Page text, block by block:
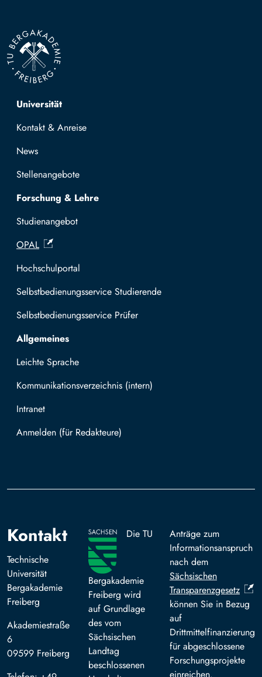
Top navigation
Universität
Kontakt & Anreise
News
Stellenangebote
Forschung & Lehre
Studienangebot
OPAL
Hochschulportal
Selbstbedienungsservice Studierende
Selbstbedienungsservice Prüfer
Allgemeines
Leichte Sprache
Kommunikationsverzeichnis (intern)
Intranet
Mit TUBAF Login anmelden
Kontakt
Technische
Universität
Bergakademie
Freiberg
Akademiestraße
6
09599 Freiberg
Die TU
Bergakademie
Freiberg wird
auf Grundlage
des vom
Sächsischen
Landtag
beschlossenen
Anträge zum
Informationsanspruch
nach dem
Sächsischen
Transparenzgesetz
können Sie in Bezug
auf
Drittmittelfinanzierung
für abgeschlossene
Forschungsprojekte